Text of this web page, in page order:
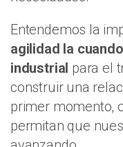
Entendemos la
agilidad la
industrial para el
construir una
primer momento,
permitan que